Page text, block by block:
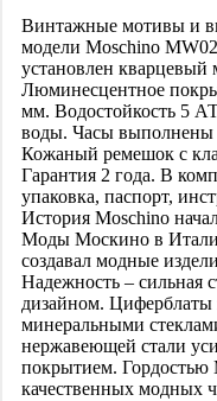
Винтажные мотивы и
модели Moschino
установлен кварцевый
Люминесцентное
мм. Водостойкость 5
воды. Часы выполнены
Кожаный ремешок с
Гарантия 2 года. В
упаковка, паспорт,
История Moschino
Моды Москино в
создавал модные
Надежность – сильная
дизайном.
минеральными
нержавеющей стали
покрытием. Гордостью
качественных модных